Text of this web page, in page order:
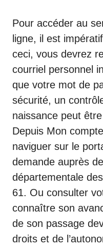
Pour accéder au
ligne, il est
ceci, vous devrez
courriel personnel
que votre mot de
sécurité, un
naissance peut
Depuis Mon
naviguer sur le
demande auprès
départementale
61. Ou consulter
connaître son
de son passage
droits et de